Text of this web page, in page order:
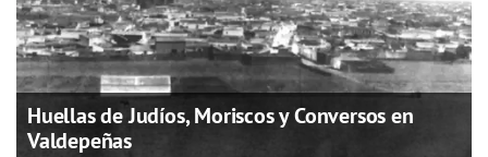
Huellas de Judíos, Moriscos y Conversos en
Valdepeñas